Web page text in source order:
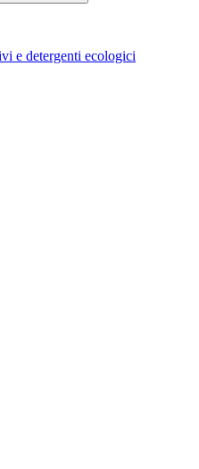
e detergenti ecologici